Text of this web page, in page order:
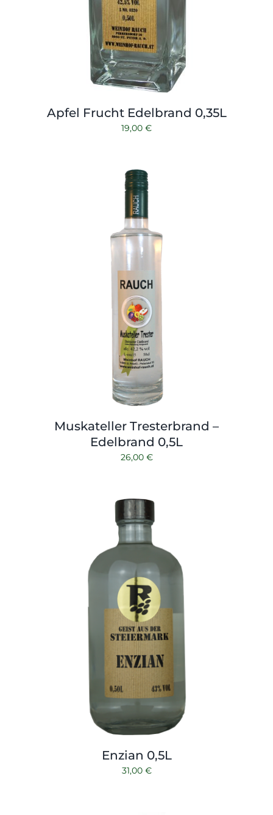
Apfel Frucht Edelbrand 0,35L
19,00 €
Muskateller Tresterbrand –
Edelbrand 0,5L
26,00 €
Enzian 0,5L
31,00 €